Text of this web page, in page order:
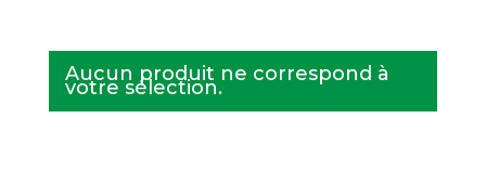
Aucun produit ne correspond à
votre sélection.